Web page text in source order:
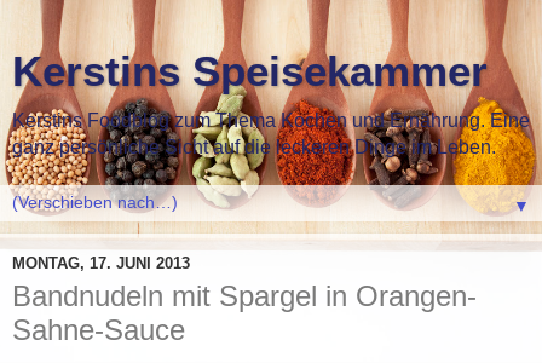
Kerstins Speisekammer
Kerstins Foodblog zum Thema Kochen und Ernährung. Eine
ganz persönliche Sicht auf die leckeren Dinge im Leben.
▼
MONTAG, 17. JUNI 2013
Bandnudeln mit Spargel in Orangen-
Sahne-Sauce